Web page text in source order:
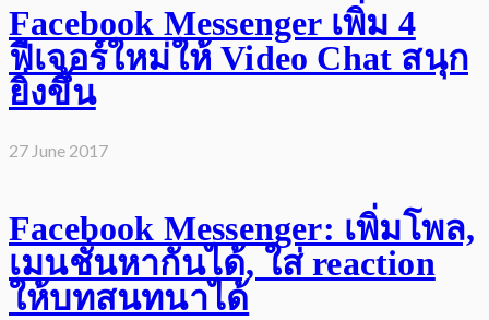
Facebook Messenger เพิ่ม 4
ฟีเจอร์ใหม่ให้ Video Chat สนุก
ยิ่งขึ้น
27 June 2017
Facebook Messenger: เพิ่มโพล,
เมนชั่นหากันได้, ใส่ reaction
ให้บทสนทนาได้